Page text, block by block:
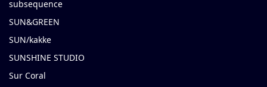
subsequence
SUN&GREEN
SUN/kakke
SUNSHINE STUDIO
Sur Coral